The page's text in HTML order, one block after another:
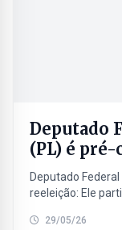
Deputado
(PL) é
Deputado
reeleição: Ele
completa...
29/05/26